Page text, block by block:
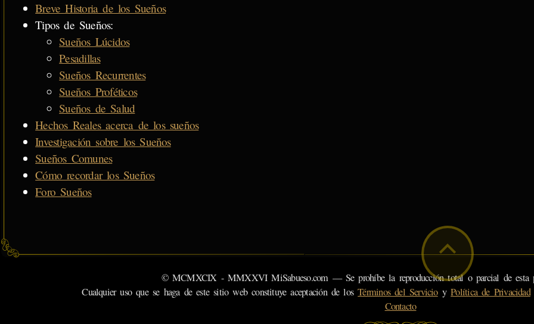
Breve Historia de los Sueños
Tipos de Sueños:
Sueños Lúcidos
Pesadillas
Sueños Recurrentes
Sueños Proféticos
Sueños de Salud
Hechos Reales acerca de los sueños
Investigación sobre los Sueños
Sueños Comunes
Cómo recordar los Sueños
Foro Sueños
© MCMXCIX - MMXXVI MiSabueso.com — Se prohíbe la reproducción total o parcial de esta
Cualquier uso que se haga de este sitio web constituye aceptación de losTérminos del ServicioyPolítica de Privacidad
Contacto